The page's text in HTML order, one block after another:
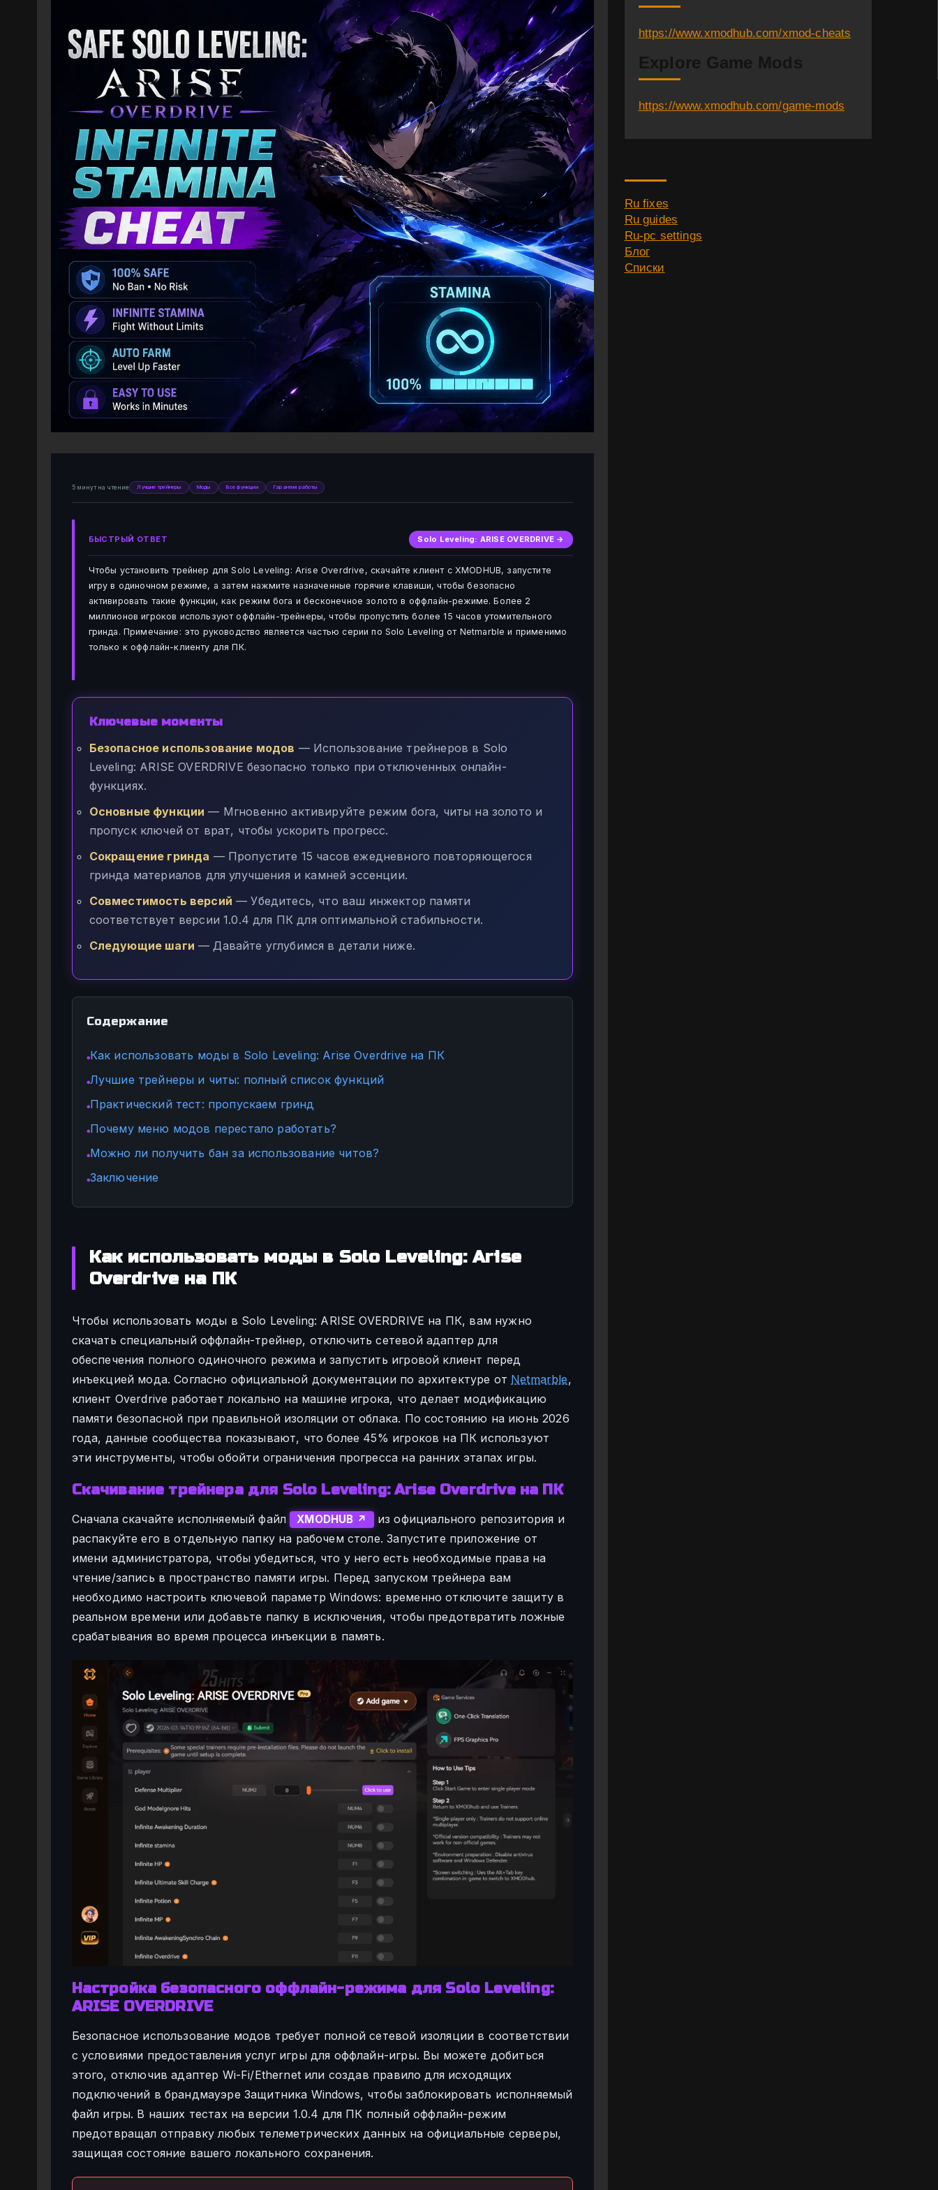
5 минут на чтение Лучшие трейнеры Моды Все функции Гарантия работы
БЫСТРЫЙ ОТВЕТ Solo Leveling: ARISE OVERDRIVE →
Чтобы установить трейнер для Solo Leveling: Arise Overdrive, скачайте клиент с XMODHUB, запустите
игру в одиночном режиме, а затем нажмите назначенные горячие клавиши, чтобы безопасно
активировать такие функции, как режим бога и бесконечное золото в оффлайн-режиме. Более 2
миллионов игроков используют оффлайн-трейнеры, чтобы пропустить более 15 часов утомительного
гринда. Примечание: это руководство является частью серии по Solo Leveling от Netmarble и применимо
только к оффлайн-клиенту для ПК.
Ключевые моменты
Безопасное использование модов — Использование трейнеров в Solo
Leveling: ARISE OVERDRIVE безопасно только при отключенных онлайн-
функциях.
Основные функции — Мгновенно активируйте режим бога, читы на золото и
пропуск ключей от врат, чтобы ускорить прогресс.
Сокращение гринда — Пропустите 15 часов ежедневного повторяющегося
гринда материалов для улучшения и камней эссенции.
Совместимость версий — Убедитесь, что ваш инжектор памяти
соответствует версии 1.0.4 для ПК для оптимальной стабильности.
Следующие шаги — Давайте углубимся в детали ниже.
Содержание
●Как использовать моды в Solo Leveling: Arise Overdrive на ПК
●Лучшие трейнеры и читы: полный список функций
●Практический тест: пропускаем гринд
●Почему меню модов перестало работать?
●Можно ли получить бан за использование читов?
●Заключение
Как использовать моды в Solo Leveling: Arise
Overdrive на ПК
Чтобы использовать моды в Solo Leveling: ARISE OVERDRIVE на ПК, вам нужно
скачать специальный оффлайн-трейнер, отключить сетевой адаптер для
обеспечения полного одиночного режима и запустить игровой клиент перед
инъекцией мода. Согласно официальной документации по архитектуре от Netmarble,
клиент Overdrive работает локально на машине игрока, что делает модификацию
памяти безопасной при правильной изоляции от облака. По состоянию на июнь 2026
года, данные сообщества показывают, что более 45% игроков на ПК используют
эти инструменты, чтобы обойти ограничения прогресса на ранних этапах игры.
Скачивание трейнера для Solo Leveling: Arise Overdrive на ПК
Сначала скачайте исполняемый файл XMODHUB ↗
из официального репозитория и
распакуйте его в отдельную папку на рабочем столе. Запустите приложение от
имени администратора, чтобы убедиться, что у него есть необходимые права на
чтение/запись в пространство памяти игры. Перед запуском трейнера вам
необходимо настроить ключевой параметр Windows: временно отключите защиту в
реальном времени или добавьте папку в исключения, чтобы предотвратить ложные
срабатывания во время процесса инъекции в память.
Настройка безопасного оффлайн-режима для Solo Leveling:
ARISE OVERDRIVE
Безопасное использование модов требует полной сетевой изоляции в соответствии
с условиями предоставления услуг игры для оффлайн-игры. Вы можете добиться
этого, отключив адаптер Wi-Fi/Ethernet или создав правило для исходящих
подключений в брандмауэре Защитника Windows, чтобы заблокировать исполняемый
файл игры. В наших тестах на версии 1.0.4 для ПК полный оффлайн-режим
предотвращал отправку любых телеметрических данных на официальные серверы,
защищая состояние вашего локального сохранения.
https://www.xmodhub.com/xmod-cheats
Explore Game Mods
https://www.xmodhub.com/game-mods
Ru fixes
Ru guides
Ru-pc settings
Блог
Списки